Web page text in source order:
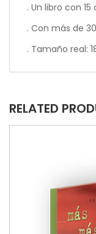
. Un libro con
. Con más de
. Tamaño real:
RELATED